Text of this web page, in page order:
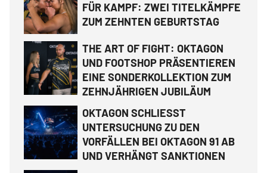
FÜR KAMPF: ZWEI TITELKÄMPFE
ZUM ZEHNTEN GEBURTSTAG
THE ART OF FIGHT: OKTAGON
UND FOOTSHOP PRÄSENTIEREN
EINE SONDERKOLLEKTION ZUM
ZEHNJÄHRIGEN JUBILÄUM
OKTAGON SCHLIESST
UNTERSUCHUNG ZU DEN
VORFÄLLEN BEI OKTAGON 91 AB
UND VERHÄNGT SANKTIONEN